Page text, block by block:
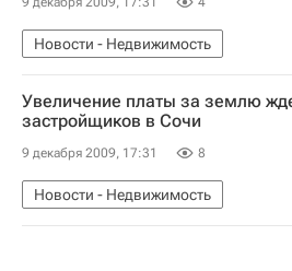
Новости - Недвижимость
Увеличение платы за землю
застройщиков в Сочи
9 декабря 2009, 17:31 8
Новости - Недвижимость